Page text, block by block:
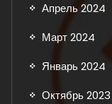
Апрель 2024
Март 2024
Январь 2024
Октябрь 2023